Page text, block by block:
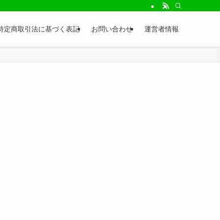
定商取引法に基づく表記 お問い合わせ 運営者情報